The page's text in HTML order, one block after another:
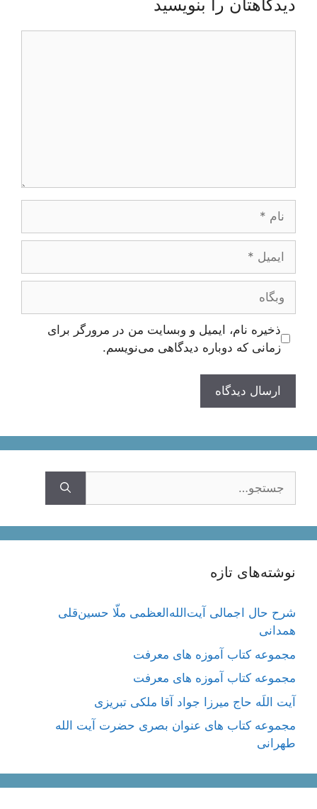
دیدگاهتان را بنویسید
وبگاه
ذخیره نام، ایمیل و وبسایت من در مرورگر برای
زمانی که دوباره دیدگاهی می‌نویسم.
نوشته‌های تازه
شرح حال اجمالی آیت‌الله‌العظمی ملّا حسین‌قلی
همدانی
مجموعه کتاب آموزه های معرفت
مجموعه کتاب آموزه های معرفت
آیت اللَه حاج میرزا جواد آقا ملکی تبریزی
مجموعه کتاب های عنوان بصری حضرت آیت الله
طهرانی